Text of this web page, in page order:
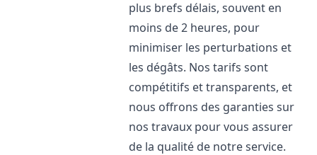
plus brefs délais, souvent en
moins de 2 heures, pour
minimiser les perturbations et
les dégâts. Nos tarifs sont
compétitifs et transparents, et
nous offrons des garanties sur
nos travaux pour vous assurer
de la qualité de notre service.